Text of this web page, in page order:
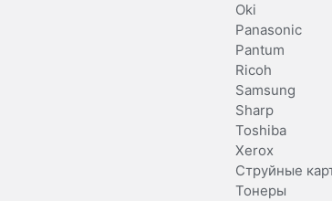
Oki
Panasonic
Pantum
Ricoh
Samsung
Sharp
Toshiba
Xerox
Струйные
Тонеры